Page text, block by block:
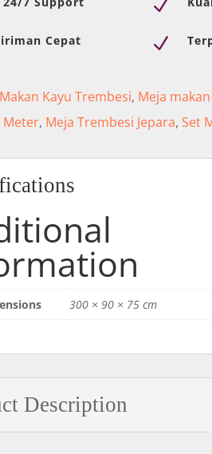
Cepat
N
N
Kayu Trembesi, Meja
Meter, Meja Trembesi Jepara, Set
300 × 90 × 75 cm
Description